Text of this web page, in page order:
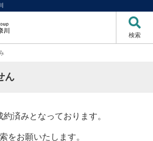
検索
ん
済みとなっております。
をお願いたします。